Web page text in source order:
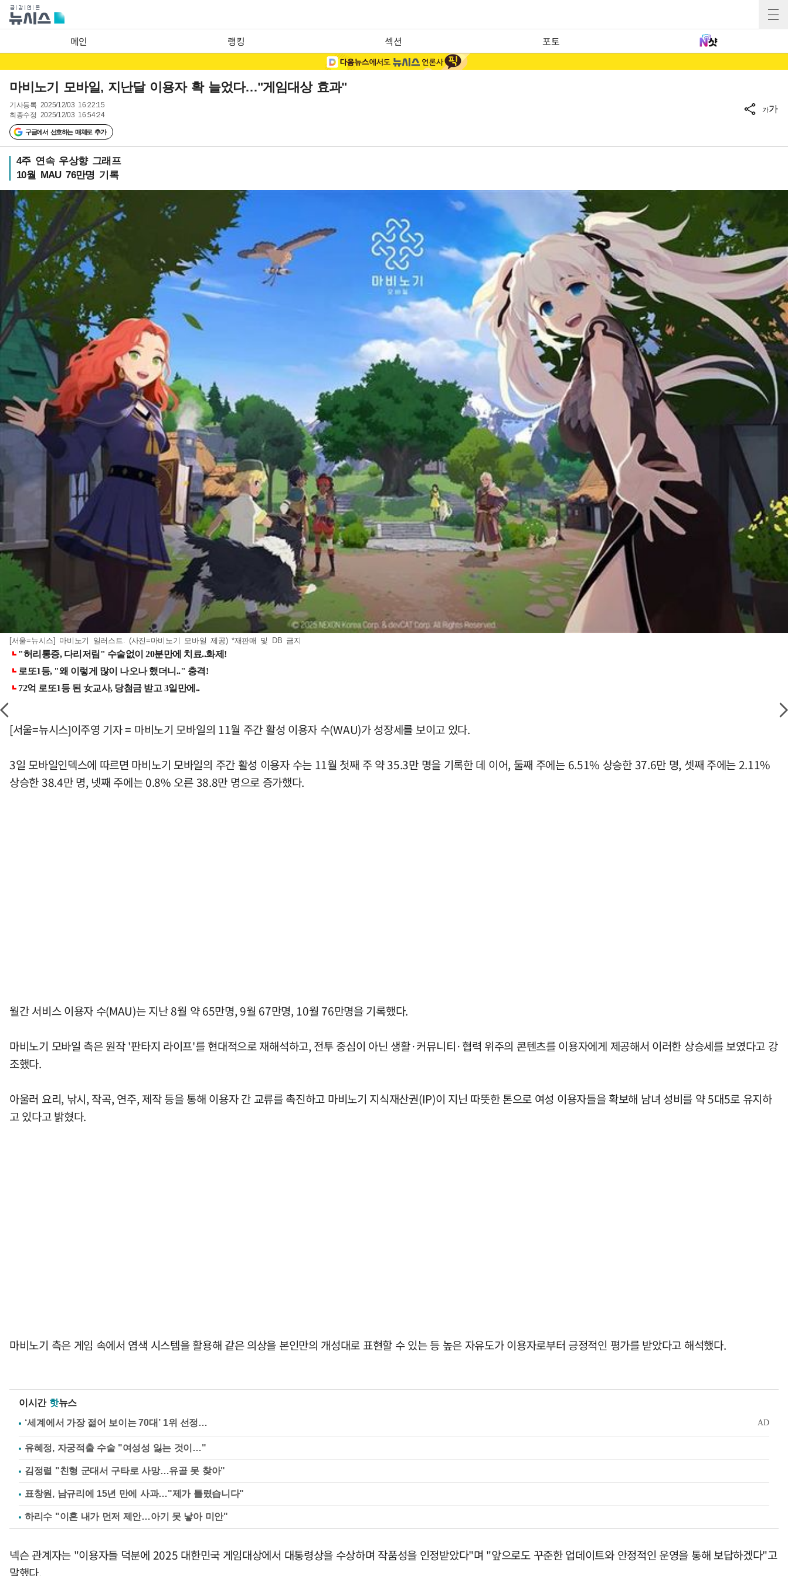
메인 랭킹 섹션 포토
마비노기 모바일, 지난달 이용자 확 늘었다…"게임대상 효과"
기사등록 2025/12/03 16:22:15
최종수정 2025/12/03 16:54:24
구글에서 선호하는 매체로 추가
가가
4주 연속 우상향 그래프
10월 MAU 76만명 기록
[서울=뉴시스] 마비노기 일러스트. (사진=마비노기 모바일 제공) *재판매 및 DB 금지
[서울=뉴시스]이주영 기자 = 마비노기 모바일의 11월 주간 활성 이용자 수(WAU)가 성장세를 보이고 있다.
3일 모바일인덱스에 따르면 마비노기 모바일의 주간 활성 이용자 수는 11월 첫째 주 약 35.3만 명을 기록한 데 이어, 둘째 주에는 6.51% 상승한 37.6만 명, 셋째 주에는 2.11%
상승한 38.4만 명, 넷째 주에는 0.8% 오른 38.8만 명으로 증가했다.
월간 서비스 이용자 수(MAU)는 지난 8월 약 65만명, 9월 67만명, 10월 76만명을 기록했다.
마비노기 모바일 측은 원작 '판타지 라이프'를 현대적으로 재해석하고, 전투 중심이 아닌 생활·커뮤니티·협력 위주의 콘텐츠를 이용자에게 제공해서 이러한 상승세를 보였다고 강
조했다.
아울러 요리, 낚시, 작곡, 연주, 제작 등을 통해 이용자 간 교류를 촉진하고 마비노기 지식재산권(IP)이 지닌 따뜻한 톤으로 여성 이용자들을 확보해 남녀 성비를 약 5대5로 유지하
고 있다고 밝혔다.
마비노기 측은 게임 속에서 염색 시스템을 활용해 같은 의상을 본인만의 개성대로 표현할 수 있는 등 높은 자유도가 이용자로부터 긍정적인 평가를 받았다고 해석했다.
이시간 핫뉴스
유혜정, 자궁적출 수술 "여성성 잃는 것이…"
김정렬 "친형 군대서 구타로 사망…유골 못 찾아"
표창원, 남규리에 15년 만에 사과…"제가 틀렸습니다"
하리수 "이혼 내가 먼저 제안…아기 못 낳아 미안"
넥슨 관계자는 "이용자들 덕분에 2025 대한민국 게임대상에서 대통령상을 수상하며 작품성을 인정받았다"며 "앞으로도 꾸준한 업데이트와 안정적인 운영을 통해 보답하겠다"고
말했다.